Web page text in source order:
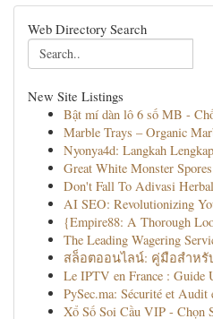
Web Directory Search
New Site Listings
Bật mí dàn lô 6 số MB -
Marble Trays – Organic
Nyonya4d: Langkah
Great White Monster
Don't Fall To Adivasi
AI SEO: Revolutionizing
{Empire88: A Thorough
The Leading Wagering
สล็อตออนไลน์: คู่มือสำหรั
Le IPTV en France : Guide
PySec.ma: Sécurité et Audit
Xổ Số Soi Cầu VIP - Chọn